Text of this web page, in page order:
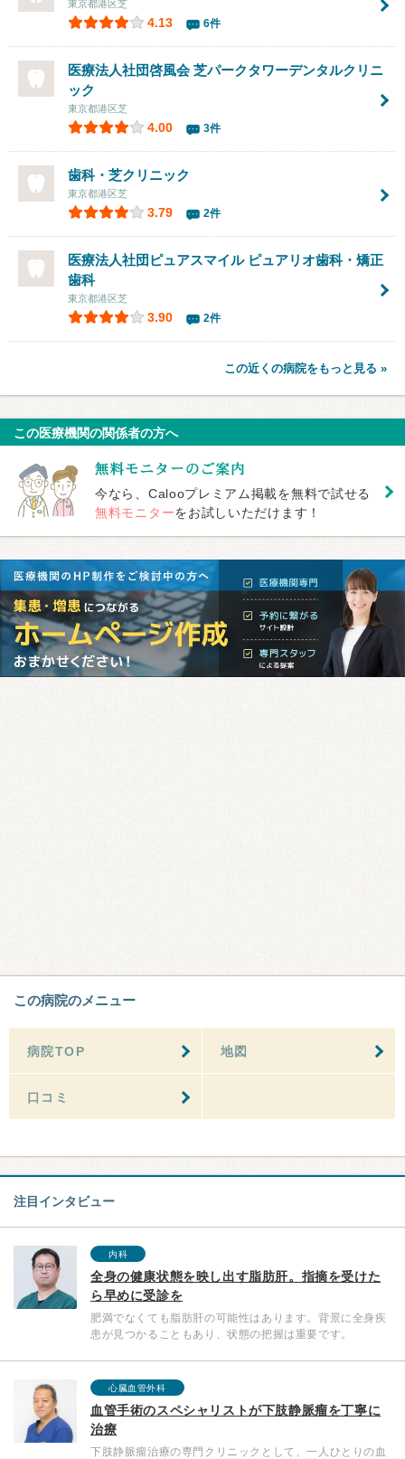
東京都港区芝
4.13 6件
医療法人社団啓風会 芝パークタワーデンタルクリニ
ック
東京都港区芝
4.00 3件
歯科・芝クリニック
東京都港区芝
3.79 2件
医療法人社団ピュアスマイル ピュアリオ歯科・矯正
歯科
東京都港区芝
3.90 2件
この近くの病院をもっと見る »
この医療機関の関係者の方へ
今なら、Calooプレミアム掲載を無料で試せる
無料モニターをお試しいただけます！
この病院のメニュー
病院TOP 地図
口コミ
注目インタビュー
内科
全身の健康状態を映し出す脂肪肝。指摘を受けた
ら早めに受診を
肥満でなくても脂肪肝の可能性はあります。背景に全身疾
患が見つかることもあり、状態の把握は重要です。
心臓血管外科
血管手術のスペシャリストが下肢静脈瘤を丁寧に
治療
下肢静脈瘤治療の専門クリニックとして、一人ひとりの血